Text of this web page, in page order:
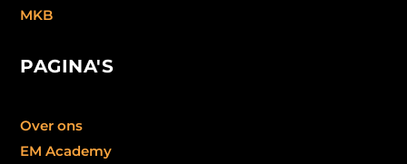
MKB
PAGINA'S
Over ons
EM Academy